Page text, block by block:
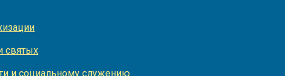
святых
и социальному служению